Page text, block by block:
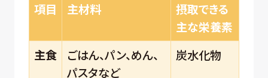
項目 主材料
摂取できる
主な栄養素
主食
ごはん、パン、めん、
パスタなど
炭水化物